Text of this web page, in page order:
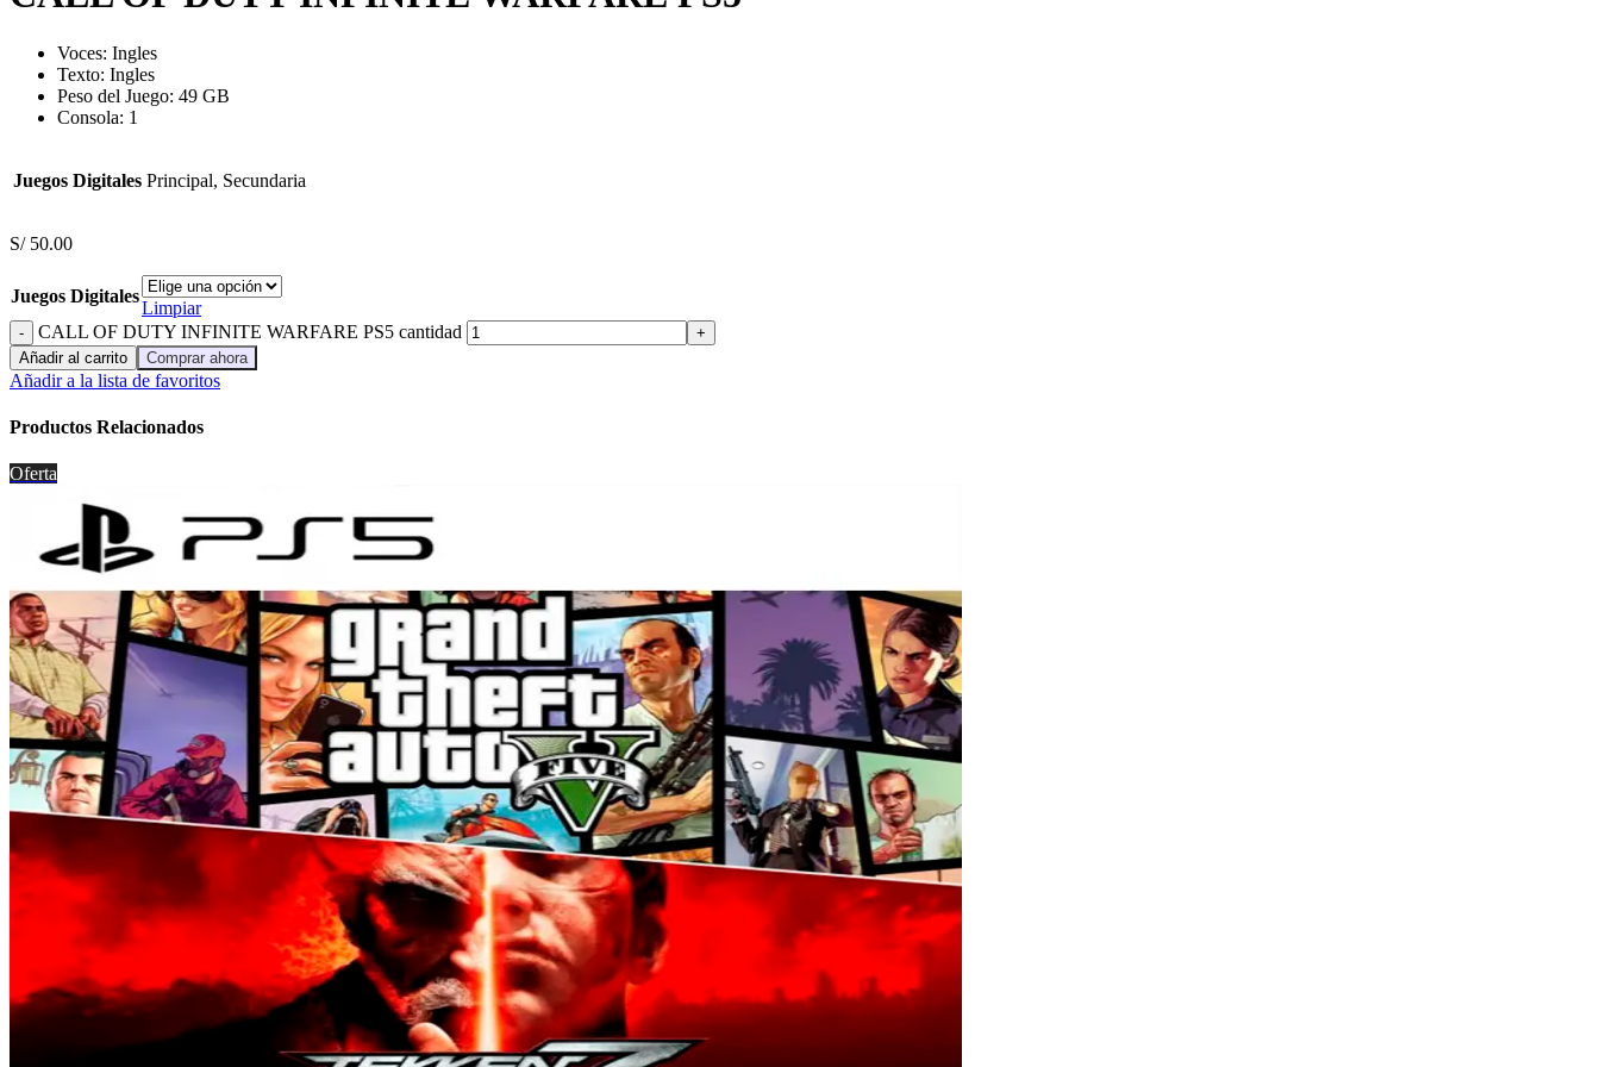
Voces: Ingles
Texto: Ingles
Peso del Juego: 49 GB
Consola: 1
Juegos Digitales Principal, Secundaria
S/50.00
Juegos Digitales
Limpiar
CALL OF DUTY INFINITE WARFARE PS5 cantidad
Añadir al carrito Comprar ahora
Añadir a la lista de favoritos
Productos Relacionados
Oferta